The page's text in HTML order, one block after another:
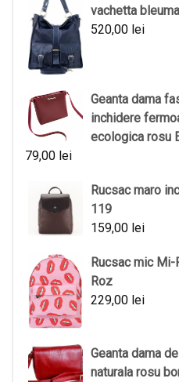
vachetta
520,00 lei
Geanta dama
inchidere
ecologica rosu
79,00 lei
Rucsac maro
119
159,00 lei
Rucsac mic
Roz
229,00 lei
Geanta dama
naturala rosu